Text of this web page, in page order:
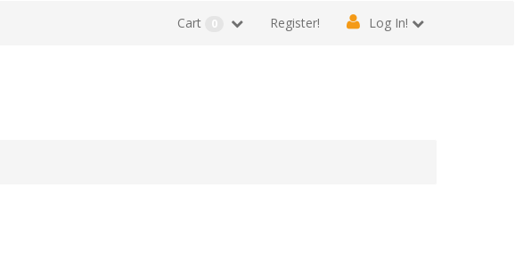
Register! Log In!
Cart 0